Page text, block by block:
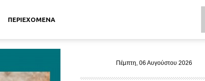
ΠΕΡΙΕΧΟΜΕΝΑ
Πέμπτη, 06 Αυγούστου 2026